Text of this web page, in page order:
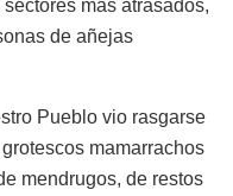
más atrasados,
de añejas
Pueblo vio rasgarse
mamarrachos
mendrugos, de restos